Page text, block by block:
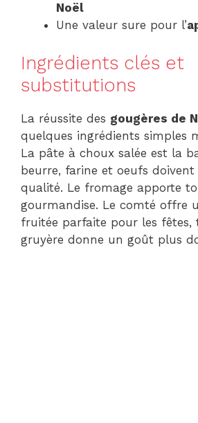
Noël
Une valeur sure pour l’
Ingrédients clés et
substitutions
La réussite des gougères de
quelques ingrédients simples
La pâte à choux salée est la
beurre, farine et oeufs
qualité. Le fromage apporte
gourmandise. Le comté offre
fruitée parfaite pour les fêtes,
gruyère donne un goût plus